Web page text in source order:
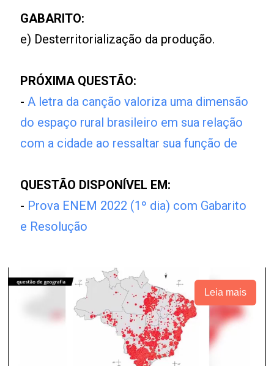
GABARITO:
e) Desterritorialização da produção.
PRÓXIMA QUESTÃO:
-A letra da canção valoriza uma dimensão
do espaço rural brasileiro em sua relação
com a cidade ao ressaltar sua função de
QUESTÃO DISPONÍVEL EM:
- Prova ENEM 2022 (1º dia) com Gabarito
e Resolução
Leia mais